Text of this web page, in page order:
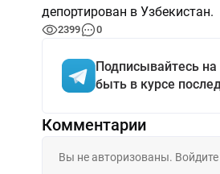
депортирован в Узбекистан.
2399 0
Подписывайтесь
быть в курсе
Комментарии